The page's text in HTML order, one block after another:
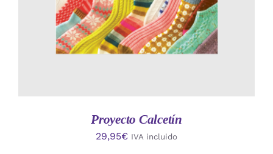
Proyecto Calcetín
29,95€ IVA incluido